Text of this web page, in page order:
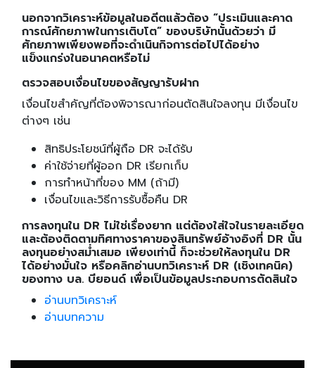
นอกจากวิเคราะห์ข้อมูลในอดีตแล้วต้อง “ประเมินและคาด
การณ์ศักยภาพในการเติบโต” ของบริษัทนั้นด้วยว่า มี
ศักยภาพเพียงพอที่จะดำเนินกิจการต่อไปได้อย่าง
แข็งแกร่งในอนาคตหรือไม่
ตรวจสอบเงื่อนไขของสัญญารับฝาก
เงื่อนไขสำคัญที่ต้องพิจารณาก่อนตัดสินใจลงทุน มีเงื่อนไข
ต่างๆ เช่น
สิทธิประโยชน์ที่ผู้ถือ DR จะได้รับ
ค่าใช้จ่ายที่ผู้ออก DR เรียกเก็บ
การทำหน้าที่ของ MM (ถ้ามี)
เงื่อนไขและวิธีการรับซื้อคืน DR
การลงทุนใน DR ไม่ใช่เรื่องยาก แต่ต้องใส่ใจในรายละเอียด
และต้องติดตามทิศทางราคาของสินทรัพย์อ้างอิงที่ DR นั้น
ลงทุนอย่างสม่ำเสมอ เพียงเท่านี้ ก็จะช่วยให้ลงทุนใน DR
ได้อย่างมั่นใจ หรือคลิกอ่านบทวิเคราะห์ DR (เชิงเทคนิค)
ของทาง บล. บียอนด์ เพื่อเป็นข้อมูลประกอบการตัดสินใจ
อ่านบทวิเคราะห์
อ่านบทความ